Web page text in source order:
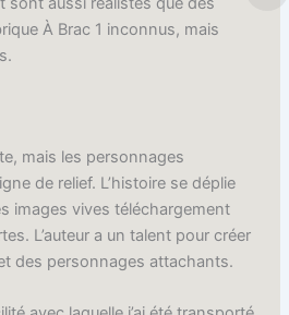
À Brac 1 inconnus, mais
mais les personnages
de relief. L’histoire se déplie
images vives téléchargement
L’auteur a un talent pour créer
des personnages attachants.